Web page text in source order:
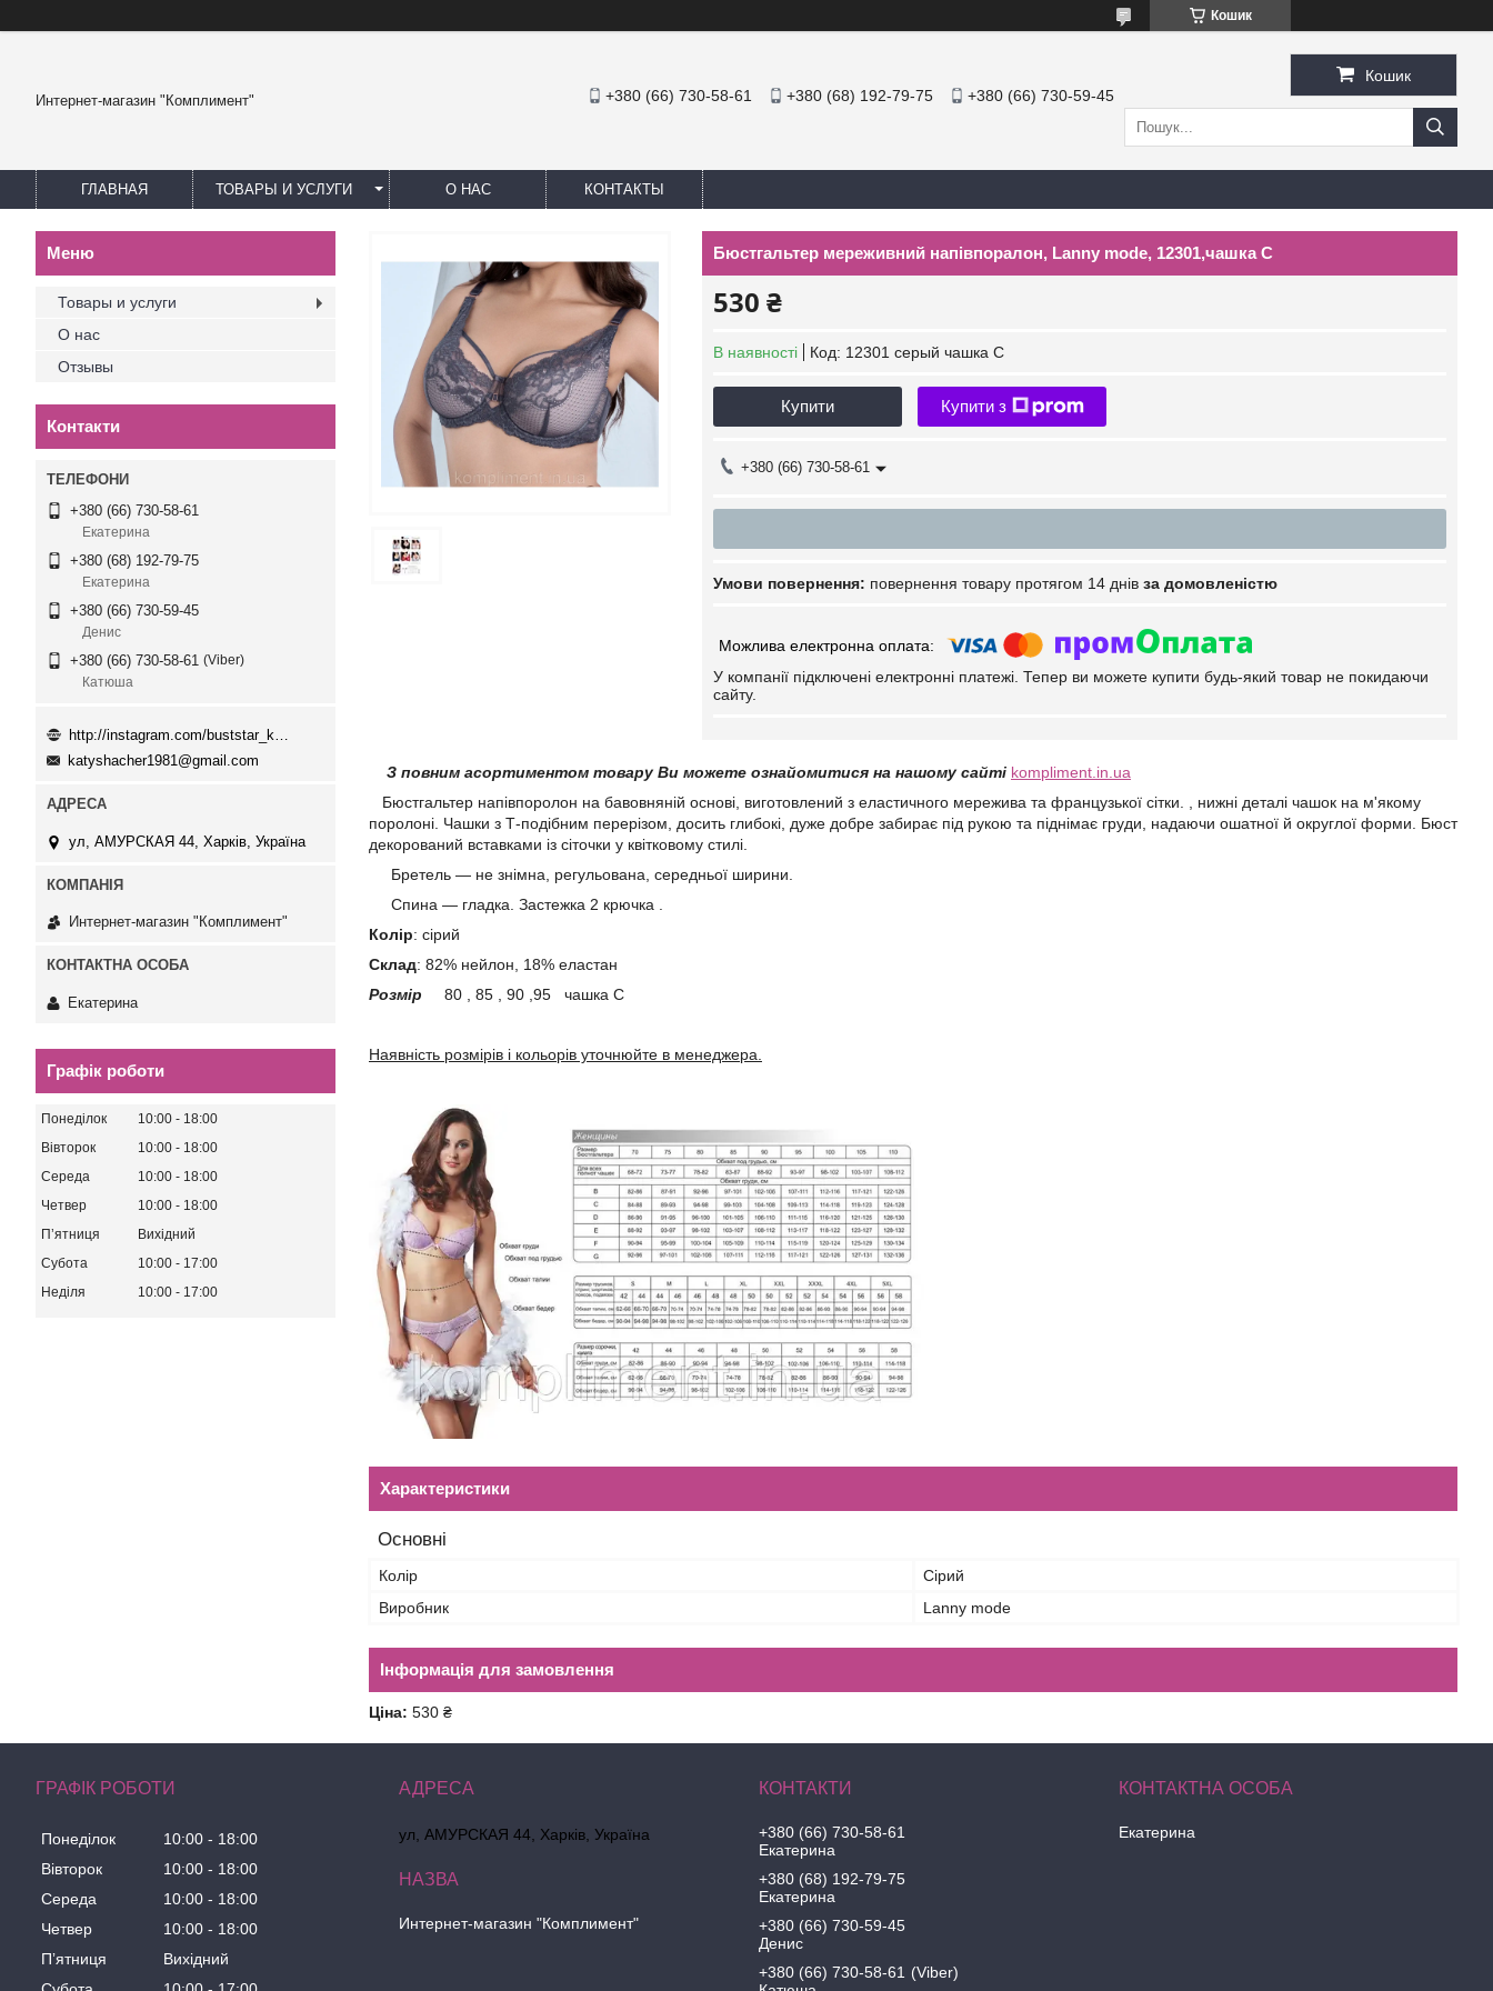
Кошик
Интернет-магазин "Комплимент" +380 (66) 730-58-61 +380 (68) 192-79-75 +380 (66) 730-59-45
Кошик
ГЛАВНАЯ ТОВАРЫ И УСЛУГИ О НАС КОНТАКТЫ
Бюстгальтер мереживний напівпоралон, Lanny mode, 12301,чашка С
530 ₴
В наявності Код: 12301 серый чашка С
Купити Купити з
+380 (66) 730-58-61
повернення товару протягом 14 днів за домовленістю
У компанії підключені електронні платежі. Тепер ви можете купити будь-який товар не покидаючи
сайту.
З повним асортиментом товару Ви можете ознайомитися на нашому сайті kompliment.in.ua
Бюстгальтер напівпоролон на бавовняній основі, виготовлений з еластичного мережива та французької сітки. , нижні деталі чашок на м'якому
поролоні. Чашки з Т-подібним перерізом, досить глибокі, дуже добре забирає під рукою та піднімає груди, надаючи ошатної й округлої форми. Бюст
декорований вставками із сіточки у квітковому стилі.
Бретель — не знімна, регульована, середньої ширини.
Спина — гладка. Застежка 2 крючка .
Колір: сірий
Склад: 82% нейлон, 18% еластан
Розмір 80 , 85 , 90 ,95 чашка С
Наявність розмірів і кольорів уточнюйте в менеджера.
Характеристики
Основні
Колір
Сірий
Виробник
Lanny mode
Інформація для замовлення
Ціна: 530 ₴
Товары и услуги
О нас
Отзывы
Контакти
+380 (66) 730-58-61
Екатерина
+380 (68) 192-79-75
Екатерина
+380 (66) 730-59-45
Денис
+380 (66) 730-58-61 Viber
Катюша
katyshacher1981@gmail.com
ул, АМУРСКАЯ 44, Харків, Україна
Интернет-магазин "Комплимент"
Екатерина
Графік роботи
Понеділок 10:00
18:00
Вівторок
10:00
18:00
Середа
10:00
18:00
Четвер
10:00
18:00
Пʼятниця
Вихідний
Субота
10:00
17:00
Неділя
10:00 17:00
ГРАФІК РОБОТИ
Понеділок 10:00
18:00
Вівторок
10:00
18:00
Середа
10:00
18:00
Четвер
10:00
18:00
Пʼятниця
Вихідний
ул, АМУРСКАЯ 44, Харків, Україна
Интернет-магазин "Комплимент"
+380 (66) 730-58-61
Екатерина
+380 (68) 192-79-75
Екатерина
+380 (66) 730-59-45
Денис
+380 (66) 730-58-61
Viber
Екатерина